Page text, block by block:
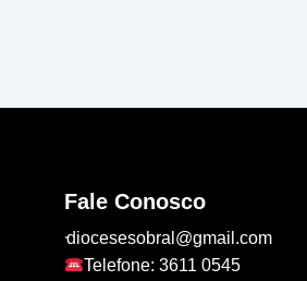
Fale Conosco
diocesesobral@gmail.com
Telefone: 3611 0545